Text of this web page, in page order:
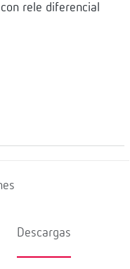
rele diferencial
Descargas